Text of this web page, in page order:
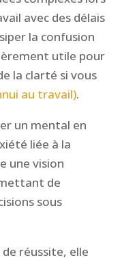
avec des délais
la confusion
utile pour
la clarté si vous
au travail).
un mental en
liée à la
une vision
de
sous
réussite, elle